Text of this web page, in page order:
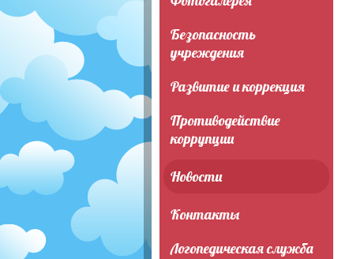
Безопасность
учреждения
Развитие и коррекция
Противодействие
коррупции
Новости
Контакты
Логопедическая служба